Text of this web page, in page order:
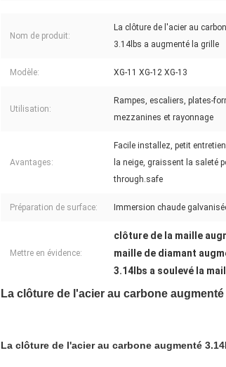
Nom de produit:
La clôture de l'acier au
3.14lbs a augmenté la grille
Modèle: XG-11 XG-12 XG-13
Utilisation:
Rampes, escaliers, plates-
mezzanines et rayonnage
Avantages:
Facile installez, petit
la neige, graissent la saleté
through.safe
Préparation de surface: Immersion chaude
Mettre en évidence:
clôture de la maille
maille de diamant
3.14lbs a soulevé la
La clôture de l'acier au carbone
La clôture de l'acier au carbone augmenté